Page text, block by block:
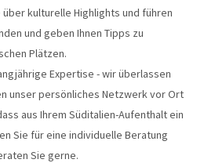
kulturelle Highlights und führen
und geben Ihnen Tipps zu
Plätzen.
Expertise - wir überlassen
unser persönliches Netzwerk vor Ort
aus Ihrem Süditalien-Aufenthalt ein
Sie für eine individuelle Beratung
Sie gerne.